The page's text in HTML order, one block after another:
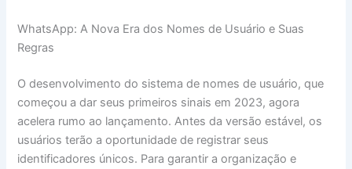
WhatsApp: A Nova Era dos Nomes de Usuário e Suas
Regras
O desenvolvimento do sistema de nomes de usuário, que
começou a dar seus primeiros sinais em 2023, agora
acelera rumo ao lançamento. Antes da versão estável, os
usuários terão a oportunidade de registrar seus
identificadores únicos. Para garantir a organização e